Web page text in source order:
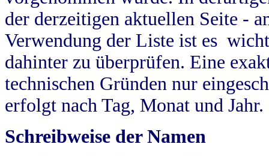
der derzeitigen aktuellen Seite -
Verwendung der Liste ist es
dahinter zu überprüfen. Eine
technischen Gründen nur
erfolgt nach Tag, Monat und Jahr.
Schreibweise der Namen